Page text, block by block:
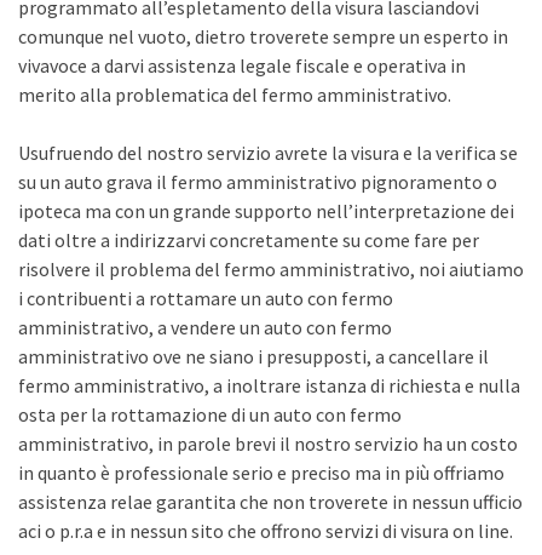
programmato all’espletamento della visura lasciandovi
comunque nel vuoto, dietro troverete sempre un esperto in
vivavoce a darvi assistenza legale fiscale e operativa in
merito alla problematica del fermo amministrativo.
Usufruendo del nostro servizio avrete la visura e la verifica se
su un auto grava il fermo amministrativo pignoramento o
ipoteca ma con un grande supporto nell’interpretazione dei
dati oltre a indirizzarvi concretamente su come fare per
risolvere il problema del fermo amministrativo, noi aiutiamo
i contribuenti a rottamare un auto con fermo
amministrativo, a vendere un auto con fermo
amministrativo ove ne siano i presupposti, a cancellare il
fermo amministrativo, a inoltrare istanza di richiesta e nulla
osta per la rottamazione di un auto con fermo
amministrativo, in parole brevi il nostro servizio ha un costo
in quanto è professionale serio e preciso ma in più offriamo
assistenza relae garantita che non troverete in nessun ufficio
aci o p.r.a e in nessun sito che offrono servizi di visura on line.